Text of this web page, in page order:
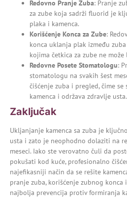
Redovno Pranje Zuba: Pranje
za zube koja sadrži fluorid je
plaka i kamenca.
Korišćenje Konca za Zube:
konca uklanja plak između
kojima četkica za zube ne može
Redovne Posete Stomatologu:
stomatologu na svakih šest
čišćenje zuba i pregled, čime se
kamenca i održava zdravlje usta.
Zaključak
Ukljanjanje kamenca sa zuba je
usta i zato je neophodno dolaziti na
meseci. Iako ste verovatno čuli da
pokušati kod kuće, profesionalno
najefikasniji način da se rešite
pranje zuba, korišćenje zubnog
najbolja prevencija protiv formiranja